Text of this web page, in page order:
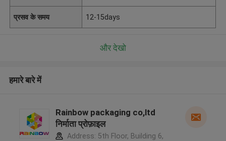
प्रसव के समय 12-15days
और देखो
हमारे बारे में
Rainbow packaging co,ltd
निर्माता प्रोफ़ाइल
Address: 5th Floor, Building 6,